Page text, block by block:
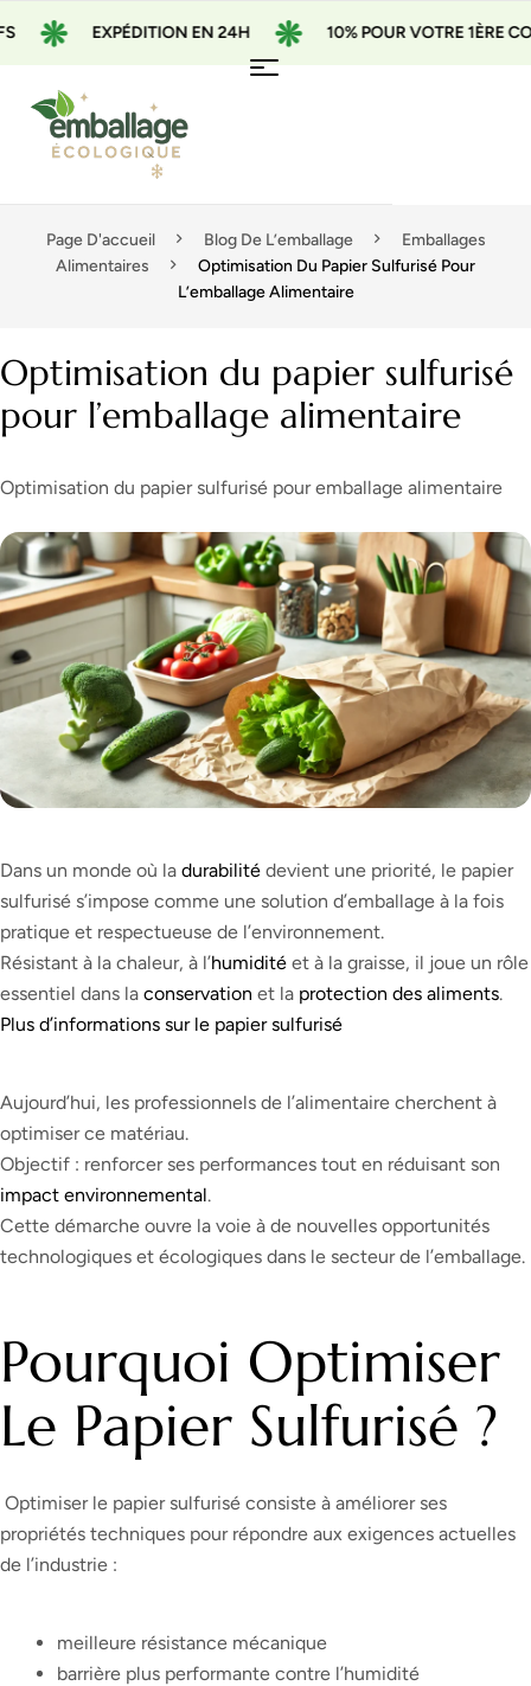
EXPÉDITION EN 24H 10% POUR VOTRE 1ÈRE
Page D'accueil Blog De L’emballage
Emballages
Alimentaires
Optimisation Du Papier Sulfurisé Pour
L’emballage Alimentaire
Optimisation du papier sulfurisé
pour l’emballage alimentaire
Optimisation du papier sulfurisé pour emballage alimentaire
Dans un monde où la durabilité devient une priorité, le papier
sulfurisé s’impose comme une solution d’emballage à la fois
pratique et respectueuse de l’environnement.
Résistant à la chaleur, à l’humidité et à la graisse, il joue un rôle
essentiel dans la conservation et la protection des aliments.
Plus d’informations sur le papier sulfurisé
Aujourd’hui, les professionnels de l’alimentaire cherchent à
optimiser ce matériau.
Objectif : renforcer ses performances tout en réduisant son
impact environnemental.
Cette démarche ouvre la voie à de nouvelles opportunités
technologiques et écologiques dans le secteur de l’emballage.
Pourquoi Optimiser
Le Papier Sulfurisé ?
Optimiser le papier sulfurisé consiste à améliorer ses
propriétés techniques pour répondre aux exigences actuelles
de l’industrie :
meilleure résistance mécanique
barrière plus performante contre l’humidité